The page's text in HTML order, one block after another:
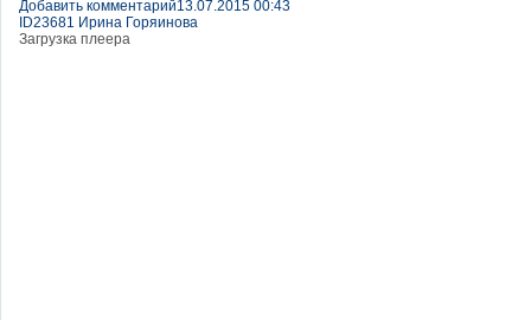
Добавить комментарий13.07.2015 00:43
ID23681 Ирина Горяинова
Загрузка плеера